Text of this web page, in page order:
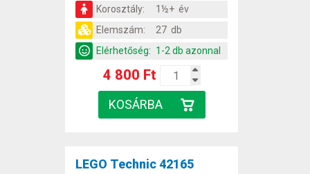
Korosztály:
1½+ év
Elemszám:
27 db
Elérhetőség: 1-2 db azonnal
4 800 Ft
LEGO Technic 42165